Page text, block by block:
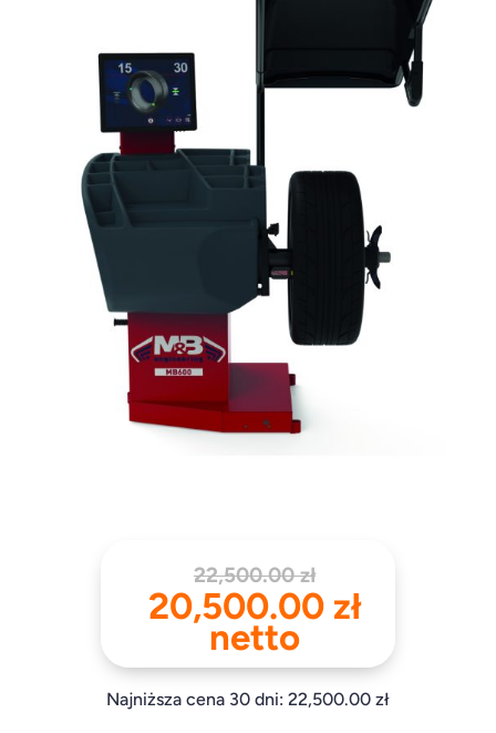
22,500.00złPierwotna
cena
wynosiła:
22,500.00
20,500.00 zł
wynosi:
netto
Najniższa cena 30 dni: 22,500.00 zł